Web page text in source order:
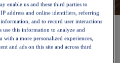
Comprar agora
enable us and these third parties to
address and online identifiers, referring
and to record user interactions
use this information to analyze and
a more personalized experiences,
and ads on this site and across third